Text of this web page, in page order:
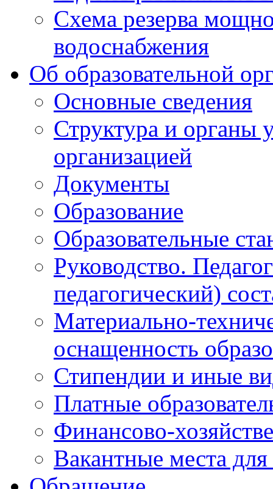
Схема резерва
водоснабжения
Об образовательной
Основные сведения
Структура и органы
организацией
Документы
Образование
Образовательные
Руководство.
педагогический)
Материально-
оснащенность
Стипендии и иные
Платные
Финансово-
Вакантные места